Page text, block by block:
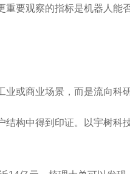
要观察的指标是机器人能
或商业场景，而是流向科
构中得到印证。以宇树